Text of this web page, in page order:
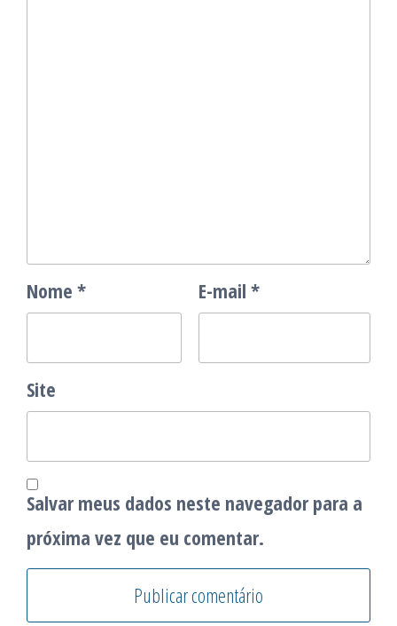
Nome * E-mail *
Site
Salvar meus dados neste navegador para a
próxima vez que eu comentar.